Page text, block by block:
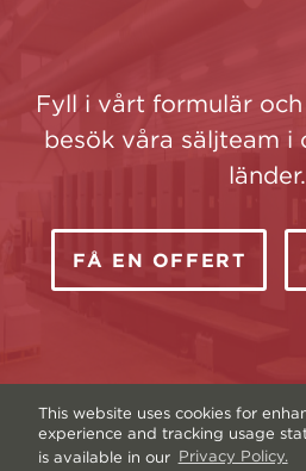
This website uses cookies for
experience and tracking usage
is available in our Privacy Policy.
Fyll i vårt formulär
besök våra säljteam i
länder.
FÅ EN OFFERT